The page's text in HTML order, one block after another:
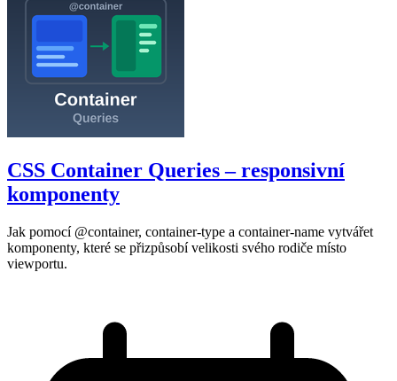
CSS Container Queries – responsivní
komponenty
Jak pomocí @container, container-type a container-name vytvářet
komponenty, které se přizpůsobí velikosti svého rodiče místo
viewportu.